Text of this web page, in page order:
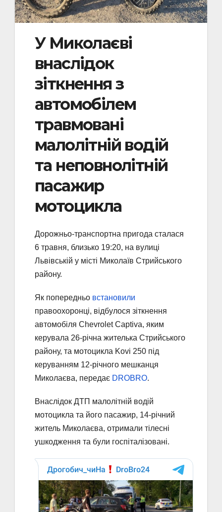
У Миколаєві
внаслідок
зіткнення з
автомобілем
травмовані
малолітній водій
та неповнолітній
пасажир
мотоцикла
Дорожньо-транспортна пригода сталася
6 травня, близько 19:20, на вулиці
Львівській у місті Миколаїв Стрийського
району.
Як попередньо встановили
правоохоронці, відбулося зіткнення
автомобіля Chevrolet Captiva, яким
керувала 26-річна жителька Стрийського
району, та мотоцикла Kovi 250 під
керуванням 12-річного мешканця
Миколаєва, передає DROBRO.
Внаслідок ДТП малолітній водій
мотоцикла та його пасажир, 14-річний
житель Миколаєва, отримали тілесні
ушкодження та були госпіталізовані.